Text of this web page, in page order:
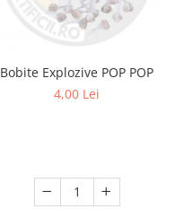
Bobite Explozive POP POP
4,00 Lei